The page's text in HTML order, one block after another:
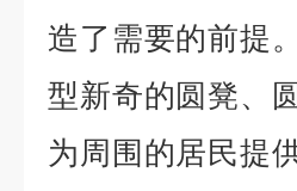
造了需要的前提
型新奇的圆凳、
为周围的居民提